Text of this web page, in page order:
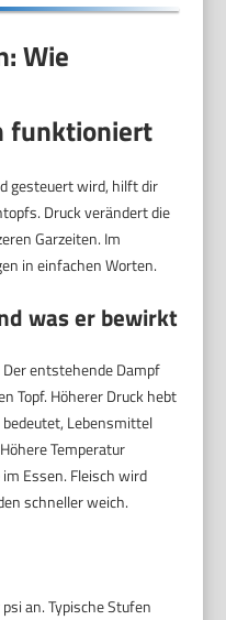
Wie
funktioniert
gesteuert wird, hilft dir
Druck verändert die
Garzeiten. Im
in einfachen Worten.
was er bewirkt
entstehende Dampf
Topf. Höherer Druck hebt
Lebensmittel
Temperatur
Essen. Fleisch wird
schneller weich.
an. Typische Stufen